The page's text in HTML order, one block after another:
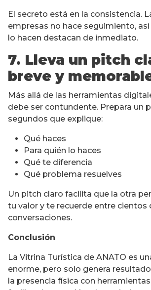
El secreto está en la consistencia.
empresas no hace seguimiento,
lo hacen destacan de inmediato.
7. Lleva un pitch
breve y
Más allá de las herramientas
debe ser contundente. Prepara un
segundos que explique:
Qué haces
Para quién lo haces
Qué te diferencia
Qué problema resuelves
Un pitch claro facilita que la otra
tu valor y te recuerde entre cientos
conversaciones.
Conclusión
La Vitrina Turística de ANATO es
enorme, pero solo genera
la presencia física con